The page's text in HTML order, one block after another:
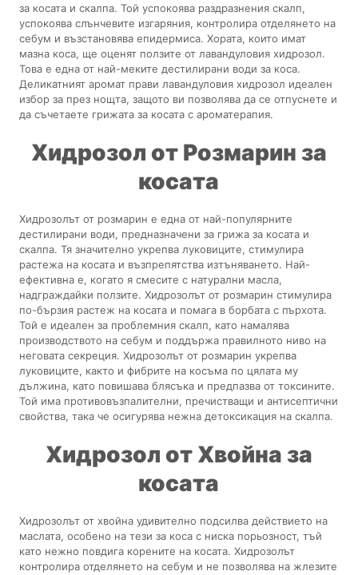
за косата и скалпа. Той успокоява раздразнения скалп,
успокоява слънчевите изгаряния, контролира отделянето на
себум и възстановява епидермиса. Хората, които имат
мазна коса, ще оценят ползите от лавандуловия хидрозол.
Това е една от най-меките дестилирани води за коса.
Деликатният аромат прави лавандуловия хидрозол идеален
избор за през нощта, защото ви позволява да се отпуснете и
да съчетаете грижата за косата с ароматерапия.
Хидрозол от Розмарин за
косата
Хидрозолът от розмарин е една от най-популярните
дестилирани води, предназначени за грижа за косата и
скалпа. Тя значително укрепва луковиците, стимулира
растежа на косата и възпрепятства изтъняването. Най-
ефективна е, когато я смесите с натурални масла,
надграждайки ползите. Хидрозолът от розмарин стимулира
по-бързия растеж на косата и помага в борбата с пърхота.
Той е идеален за проблемния скалп, като намалява
производството на себум и поддържа правилното ниво на
неговата секреция. Хидрозолът от розмарин укрепва
луковиците, както и фибрите на косъма по цялата му
дължина, като повишава блясъка и предпазва от токсините.
Той има противовъзпалителни, пречистващи и антисептични
свойства, така че осигурява нежна детоксикация на скалпа.
Хидрозол от Хвойна за
косата
Хидрозолът от хвойна удивително подсилва действието на
маслата, особено на тези за коса с ниска порьозност, тъй
като нежно повдига корените на косата. Хидрозолът
контролира отделянето на себум и не позволява на жлезите